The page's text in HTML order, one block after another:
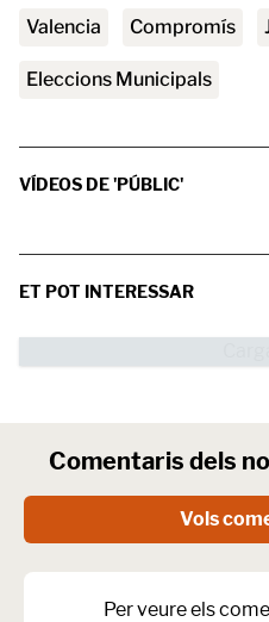
valencia Compromís
Eleccions Municipals
VÍDEOS DE 'PÚBLIC'
ET POT INTERESSAR
Comentaris dels
Vols
Per veure els